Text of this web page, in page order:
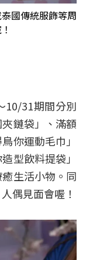
國傳統服飾等周
10/31期間分別
鏈袋」、滿額
你運動毛巾」
型飲料提袋」
生活小物。同
偶見面會喔！